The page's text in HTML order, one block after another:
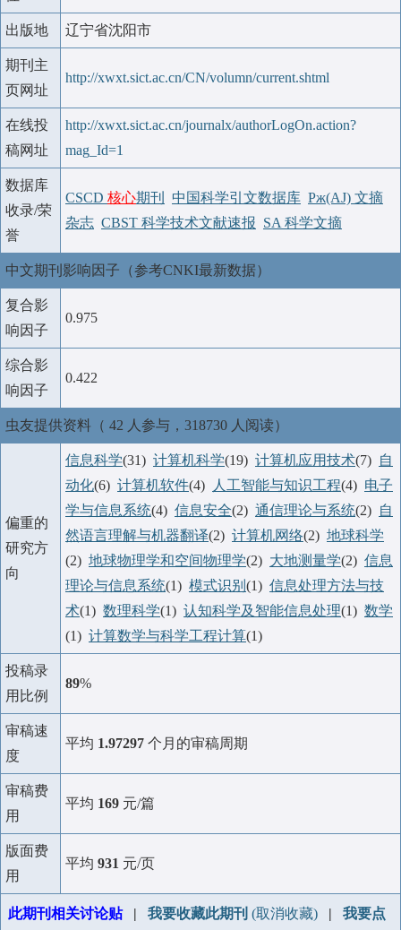
出版地 辽宁省沈阳市
期刊主
页网址
http://xwxt.sict.ac.cn/CN/volumn/current.shtml
在线投
稿网址
http://xwxt.sict.ac.cn/journalx/authorLogOn.action?
mag_Id=1
数据库
收录/荣
誉
CSCD 核心期刊 中国科学引文数据库 Pж(AJ) 文摘
杂志 CBST 科学技术文献速报 SA 科学文摘
中文期刊影响因子（参考CNKI最新数据）
复合影
响因子
0.975
综合影
响因子
0.422
虫友提供资料（ 42 人参与，318730 人阅读）
偏重的
研究方
向
信息科学(31) 计算机科学(19) 计算机应用技术(7) 自
动化(6) 计算机软件(4) 人工智能与知识工程(4) 电子
学与信息系统(4) 信息安全(2) 通信理论与系统(2) 自
然语言理解与机器翻译(2) 计算机网络(2) 地球科学
(2) 地球物理学和空间物理学(2) 大地测量学(2) 信息
理论与信息系统(1) 模式识别 (1) 信息处理方法与技
术(1) 数理科学(1) 认知科学及智能信息处理(1) 数学
(1) 计算数学与科学工程计算(1)
投稿录
用比例
89%
审稿速
度
平均 1.97297 个月的审稿周期
审稿费
用
平均 169 元/篇
版面费
用
平均 931 元/页
此期刊相关讨论贴| 我要收藏此期刊 (取消收藏) | 我要点